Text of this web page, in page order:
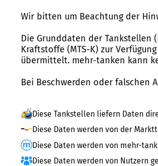
Wir bitten um Beachtung der
Die Grunddaten der Tankstellen
Kraftstoffe (MTS-K) zur
übermittelt. mehr-tanken kann
Bei Beschwerden oder falschen
Diese Tankstellen liefern Daten
Diese Daten werden von der
Diese Daten werden von mehr-
Diese Daten werden von Nutzern